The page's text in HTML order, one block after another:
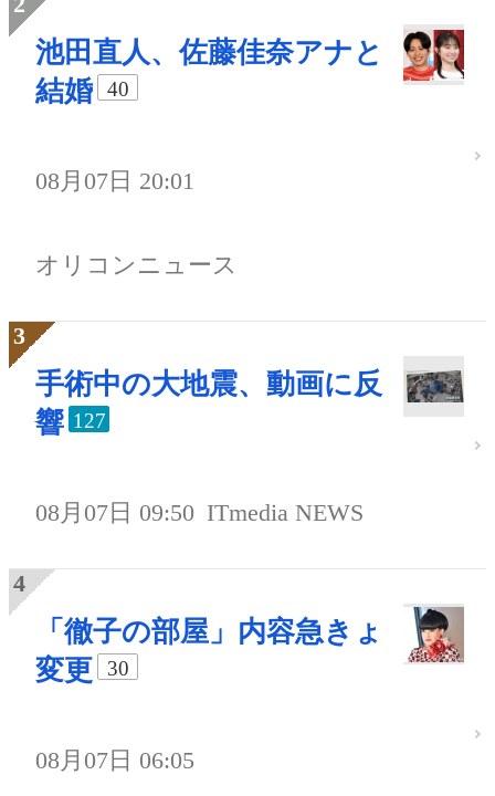
池田直人、佐藤佳奈アナと
結婚
40
08月07日 20:01
オリコンニュース
手術中の大地震、動画に反
響 127
08月07日 09:50 ITmedia NEWS
「徹子の部屋」内容急きょ
変更
30
08月07日 06:05